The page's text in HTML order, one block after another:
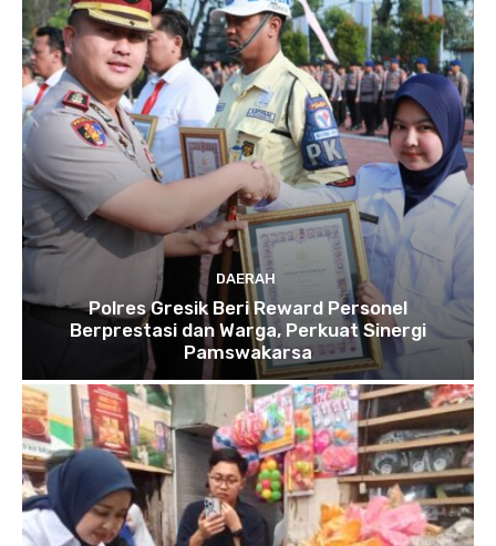
DAERAH
Polres Gresik Beri Reward Personel
Berprestasi dan Warga, Perkuat Sinergi
Pamswakarsa